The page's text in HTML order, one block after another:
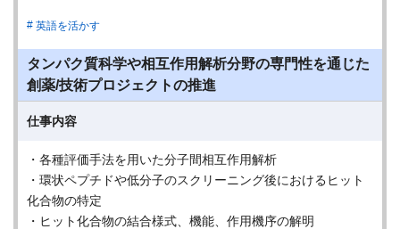
英語を活かす
タンパク質科学や相互作用解析分野の専門性を通じた
創薬/技術プロジェクトの推進
仕事内容
・各種評価手法を用いた分子間相互作用解析
・環状ペプチドや低分子のスクリーニング後におけるヒット
化合物の特定
・ヒット化合物の結合様式、機能、作用機序の解明